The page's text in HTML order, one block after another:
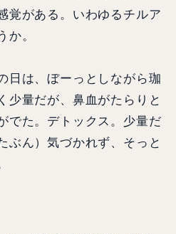
覚がある。いわゆるチルア
か。
日は、ぼーっとしながら珈
少量だが、鼻血がたらりと
でた。デトックス。少量だ
ぶん）気づかれず、そっと